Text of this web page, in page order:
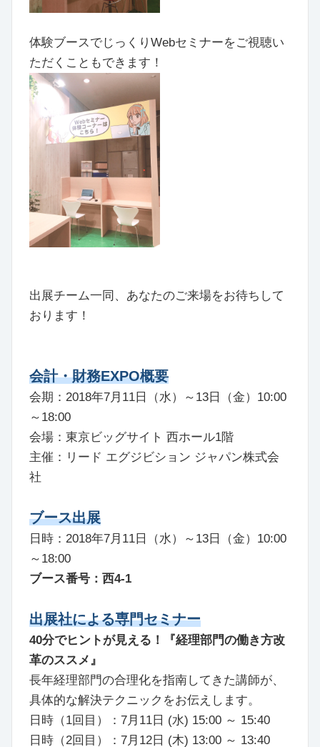
体験ブースでじっくりWebセミナーをご視聴い
ただくこともできます！
出展チーム一同、あなたのご来場をお待ちして
おります！
会計・財務EXPO概要
会期：2018年7月11日（水）～13日（金）10:00
～18:00
会場：東京ビッグサイト 西ホール1階
主催：リード エグジビション ジャパン株式会
社
ブース出展
日時：2018年7月11日（水）～13日（金）10:00
～18:00
ブース番号：西4-1
出展社による専門セミナー
40分でヒントが見える！『経理部門の働き方改
革のススメ』
長年経理部門の合理化を指南してきた講師が、
具体的な解決テクニックをお伝えします。
日時（1回目）：7月11日 (水) 15:00 ～ 15:40
日時（2回目）：7月12日 (木) 13:00 ～ 13:40